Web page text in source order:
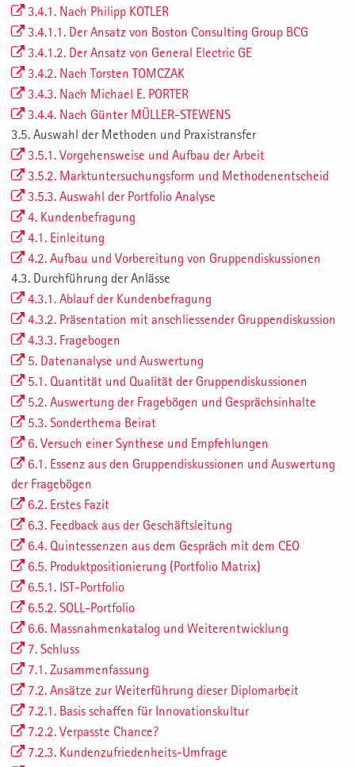
3.4.1. Nach Philipp KOTLER
3.4.1.1. Der Ansatz von Boston Consulting Group BCG
3.4.1.2. Der Ansatz von General Electric GE
3.4.2. Nach Torsten TOMCZAK
3.4.3. Nach Michael E. PORTER
3.4.4. Nach Günter MÜLLER-STEWENS
3.5. Auswahl der Methoden und Praxistransfer
3.5.1. Vorgehensweise und Aufbau der Arbeit
3.5.2. Marktuntersuchungsform und Methodenentscheid
3.5.3. Auswahl der Portfolio Analyse
4. Kundenbefragung
4.1. Einleitung
4.2. Aufbau und Vorbereitung von Gruppendiskussionen
4.3. Durchführung der Anlässe
4.3.1. Ablauf der Kundenbefragung
4.3.2. Präsentation mit anschliessender Gruppendiskussion
4.3.3. Fragebogen
5. Datenanalyse und Auswertung
5.1. Quantität und Qualität der Gruppendiskussionen
5.2. Auswertung der Fragebögen und Gesprächsinhalte
5.3. Sonderthema Beirat
6. Versuch einer Synthese und Empfehlungen
6.1. Essenz aus den Gruppendiskussionen und Auswertung
der Fragebögen
6.2. Erstes Fazit
6.3. Feedback aus der Geschäftsleitung
6.4. Quintessenzen aus dem Gespräch mit dem CEO
6.5. Produktpositionierung (Portfolio Matrix)
6.5.1. IST-Portfolio
6.5.2. SOLL-Portfolio
6.6. Massnahmenkatalog und Weiterentwicklung
7. Schluss
7.1. Zusammenfassung
7.2. Ansätze zur Weiterführung dieser Diplomarbeit
7.2.1. Basis schaffen für Innovationskultur
7.2.2. Verpasste Chance?
7.2.3. Kundenzufriedenheits-Umfrage